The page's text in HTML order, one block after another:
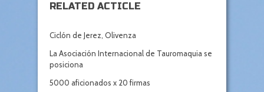
RELATED ACTICLE
Ciclón de Jerez, Olivenza
La Asociación Internacional de Tauromaquia se
posiciona
5000 aficionados x 20 firmas